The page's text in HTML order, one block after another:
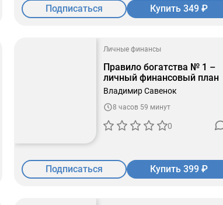
Подписаться Купить 349 ₽
Личные финансы
Правило богатства № 1 –
личный финансовый план
Владимир Савенок
8 часов 59 минут
0
Подписаться Купить 399 ₽